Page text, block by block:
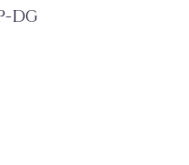
DG